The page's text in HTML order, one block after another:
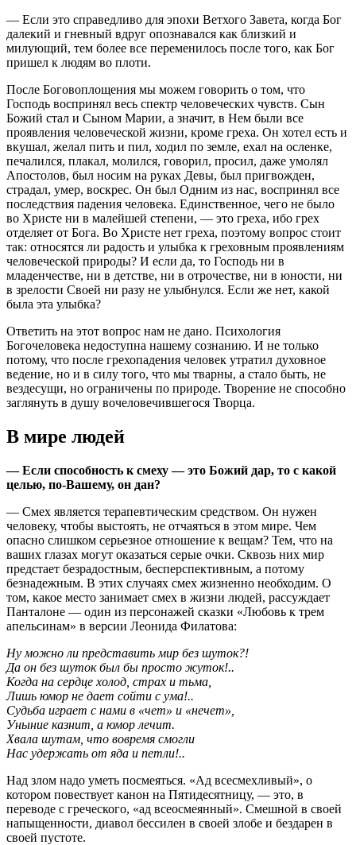
— Если это справедливо для эпохи Ветхого Завета, когда Бог
далекий и гневный вдруг опознавался как близкий и
милующий, тем более все переменилось после того, как Бог
пришел к людям во плоти.
После Боговоплощения мы можем говорить о том, что
Господь воспринял весь спектр человеческих чувств. Сын
Божий стал и Сыном Марии, а значит, в Нем были все
проявления человеческой жизни, кроме греха. Он хотел есть и
вкушал, желал пить и пил, ходил по земле, ехал на осленке,
печалился, плакал, молился, говорил, просил, даже умолял
Апостолов, был носим на руках Девы, был пригвожден,
страдал, умер, воскрес. Он был Одним из нас, воспринял все
последствия падения человека. Единственное, чего не было
во Христе ни в малейшей степени, — это греха, ибо грех
отделяет от Бога. Во Христе нет греха, поэтому вопрос стоит
так: относятся ли радость и улыбка к греховным проявлениям
человеческой природы? И если да, то Господь ни в
младенчестве, ни в детстве, ни в отрочестве, ни в юности, ни
в зрелости Своей ни разу не улыбнулся. Если же нет, какой
была эта улыбка?
Ответить на этот вопрос нам не дано. Психология
Богочеловека недоступна нашему сознанию. И не только
потому, что после грехопадения человек утратил духовное
ведение, но и в силу того, что мы тварны, а стало быть, не
вездесущи, но ограничены по природе. Творение не способно
заглянуть в душу вочеловечившегося Творца.
В мире людей
— Если способность к смеху — это Божий дар, то с какой
целью, по-Вашему, он дан?
— Смех является терапевтическим средством. Он нужен
человеку, чтобы выстоять, не отчаяться в этом мире. Чем
опасно слишком серьезное отношение к вещам? Тем, что на
ваших глазах могут оказаться серые очки. Сквозь них мир
предстает безрадостным, бесперспективным, а потому
безнадежным. В этих случаях смех жизненно необходим. О
том, какое место занимает смех в жизни людей, рассуждает
Панталоне — один из персонажей сказки «Любовь к трем
апельсинам» в версии Леонида Филатова:
Ну можно ли представить мир без шуток?!
Да он без шуток был бы просто жуток!..
Когда на сердце холод, страх и тьма,
Лишь юмор не дает сойти с ума!..
Судьба играет с нами в «чет» и «нечет»,
Уныние казнит, а юмор лечит.
Хвала шутам, что вовремя смогли
Нас удержать от яда и петли!..
Над злом надо уметь посмеяться. «Ад всесмехливый», о
котором повествует канон на Пятидесятницу, — это, в
переводе с греческого, «ад всеосмеянный». Смешной в своей
напыщенности, диавол бессилен в своей злобе и бездарен в
своей пустоте.